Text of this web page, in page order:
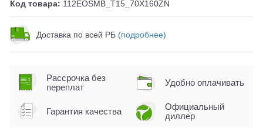
Код товара: 112EOSMB_T15_70X160ZN
Доставка по всей РБ (подробнее)
Рассрочка без
переплат
Удобно оплачивать
Гарантия качества
Официальный
диллер